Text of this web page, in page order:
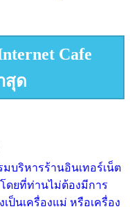
Cafe
สุด
บริหารร้านอินเทอร์เน็ต
ดยที่ท่านไม่ต้องมีการ
ป็นเครื่องแม่ หรือเครื่อง